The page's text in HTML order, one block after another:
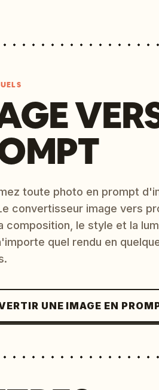
toute photo en prompt
convertisseur image vers
composition, le style et la
quel rendu en
UNE IMAGE EN